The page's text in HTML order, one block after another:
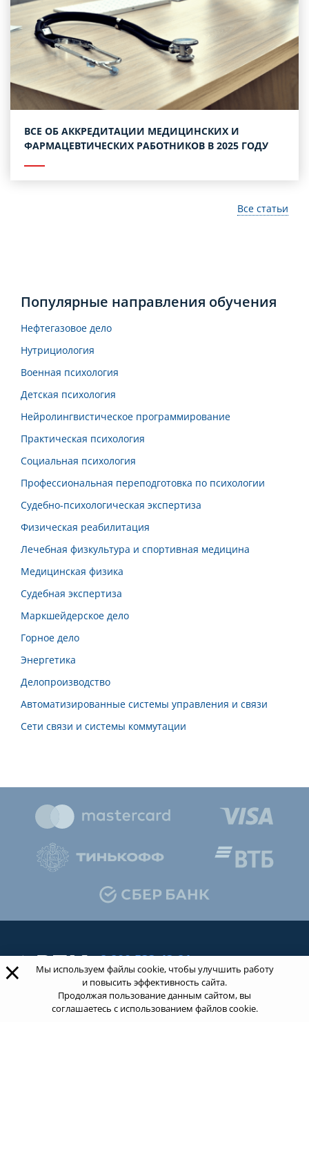
ВСЕ ОБ АККРЕДИТАЦИИ МЕДИЦИНСКИХ И
ФАРМАЦЕВТИЧЕСКИХ РАБОТНИКОВ В 2025 ГОДУ
Все статьи
Популярные направления обучения
Нефтегазовое дело
Нутрициология
Военная психология
Детская психология
Нейролингвистическое программирование
Практическая психология
Социальная психология
Профессиональная переподготовка по психологии
Судебно-психологическая экспертиза
Физическая реабилитация
Лечебная физкультура и спортивная медицина
Медицинская физика
Судебная экспертиза
Маркшейдерское дело
Горное дело
Энергетика
Делопроизводство
Автоматизированные системы управления и связи
Сети связи и системы коммутации
8 800 533-43-21
звонок по России бесплатный
Обращаясь к нам за услугами, вы даете согласие
×
Мы используем файлы cookie, чтобы улучшить работу
и повысить эффективность сайта.
Продолжая пользование данным сайтом, вы
соглашаетесь с использованием файлов cookie.